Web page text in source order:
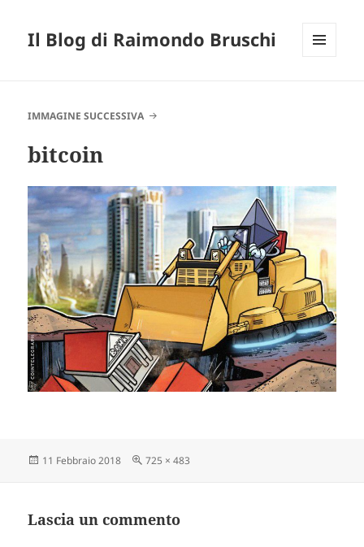
Il Blog di Raimondo Bruschi
IMMAGINE SUCCESSIVA
bitcoin
Scritto
11 Febbraio 2018
Dimensione
725 × 483
Lascia un commento